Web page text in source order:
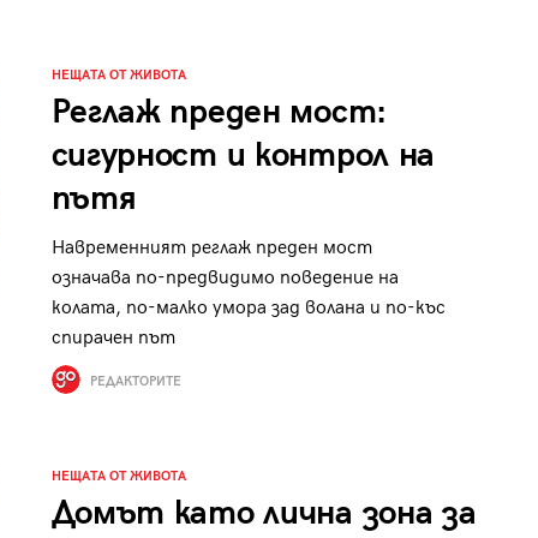
НЕЩАТА ОТ ЖИВОТА
Реглаж преден мост:
сигурност и контрол на
пътя
Навременният реглаж преден мост
означава по-предвидимо поведение на
колата, по-малко умора зад волана и по-къс
спирачен път
РЕДАКТОРИТЕ
НЕЩАТА ОТ ЖИВОТА
Домът като лична зона за
се пие на Лазурния бряг
29/29